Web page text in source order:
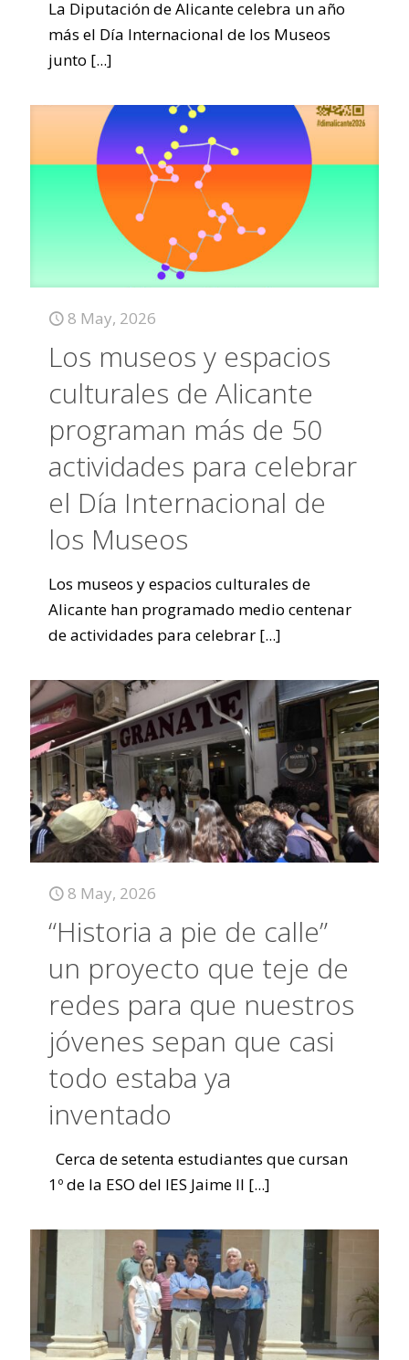
La Diputación de Alicante celebra un año
más el Día Internacional de los Museos
junto [...]
8 May, 2026
Los museos y espacios
culturales de Alicante
programan más de 50
actividades para celebrar
el Día Internacional de
los Museos
Los museos y espacios culturales de
Alicante han programado medio centenar
de actividades para celebrar [...]
8 May, 2026
“Historia a pie de calle”
un proyecto que teje de
redes para que nuestros
jóvenes sepan que casi
todo estaba ya
inventado
Cerca de setenta estudiantes que cursan
1º de la ESO del IES Jaime II [...]